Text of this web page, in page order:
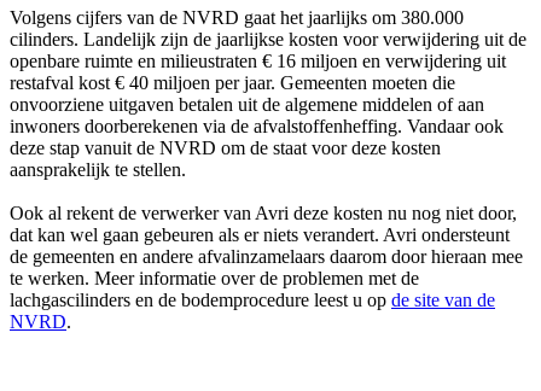
Volgens cijfers van de NVRD gaat het jaarlijks om 380.000
cilinders. Landelijk zijn de jaarlijkse kosten voor verwijdering uit de
openbare ruimte en milieustraten € 16 miljoen en verwijdering uit
restafval kost € 40 miljoen per jaar. Gemeenten moeten die
onvoorziene uitgaven betalen uit de algemene middelen of aan
inwoners doorberekenen via de afvalstoffenheffing. Vandaar ook
deze stap vanuit de NVRD om de staat voor deze kosten
aansprakelijk te stellen.
Ook al rekent de verwerker van Avri deze kosten nu nog niet door,
dat kan wel gaan gebeuren als er niets verandert. Avri ondersteunt
de gemeenten en andere afvalinzamelaars daarom door hieraan mee
te werken. Meer informatie over de problemen met de
lachgascilinders en de bodemprocedure leest u op de site van de
NVRD.